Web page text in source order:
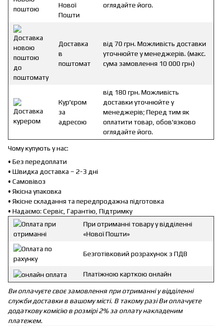
Нової
Пошти
оглядайте його.
Доставка
в
поштомат
від 70 грн. Можливість доставки
уточнюйте у менеджерів. (макс.
сума замовлення 10 000 грн)
Кур'єром
за
адресою
від 180 грн. Можливість
доставки уточнюйте у
менеджерів; Перед тим як
оплатити товар, обов'язково
оглядайте його.
Чому купують у нас:
• Без передоплати
• Швидка доставка – 2-3 дні
• Самовівоз
• Якісна упаковка
• Якісне складання та передпродажна підготовка
• Надаємо: Сервіс, Гарантію, Підтримку
При отриманні товару у відділенні
«Нової Пошти»
Безготівковий розрахунок з ПДВ
Платіжною карткою онлайн
Ви оплачуєте своє замовлення при отриманні у відділенні
служби доставки в вашому місті. В такому разі Ви оплачуєте
додаткову комісію в розмірі 2% за оплату накладеним
платежем.